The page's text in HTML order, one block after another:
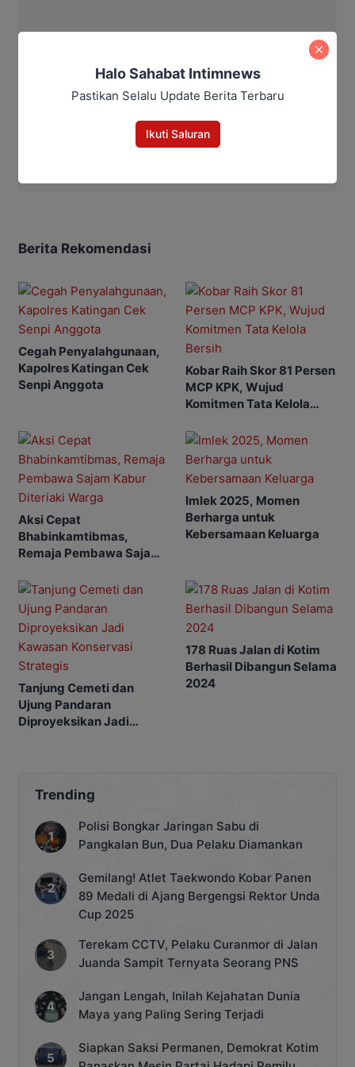
Berita Rekomendasi
Cegah Penyalahgunaan,
Kapolres Katingan Cek
Senpi Anggota
Kobar Raih Skor 81 Persen
MCP KPK, Wujud
Komitmen Tata Kelola
Aksi Cepat
Bhabinkamtibmas,
Remaja Pembawa Sajam
Imlek 2025, Momen
Berharga untuk
Kebersamaan Keluarga
Tanjung Cemeti dan
Ujung Pandaran
Diproyeksikan Jadi
178 Ruas Jalan di Kotim
Berhasil Dibangun Selama
2024
Trending
Polisi Bongkar Jaringan Sabu di
Pangkalan Bun, Dua Pelaku Diamankan
Gemilang! Atlet Taekwondo Kobar Panen
89 Medali di Ajang Bergengsi Rektor Unda
Cup 2025
Terekam CCTV, Pelaku Curanmor di Jalan
Juanda Sampit Ternyata Seorang PNS
Jangan Lengah, Inilah Kejahatan Dunia
Maya yang Paling Sering Terjadi
Siapkan Saksi Permanen, Demokrat Kotim
Halo Sahabat Intimnews
Pastikan Selalu Update Berita Terbaru
Ikuti Saluran